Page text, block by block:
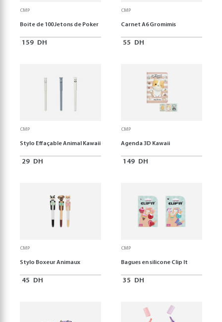
CMP
Boite de 100 Jetons de Poker
159 DH
CMP
Carnet A6 Gromimis
55 DH
CMP
Stylo Effaçable Animal Kawaii
29 DH
CMP
Agenda 3D Kawaii
149 DH
CMP
Stylo Boxeur Animaux
45 DH
CMP
Bagues en silicone Clip It
35 DH